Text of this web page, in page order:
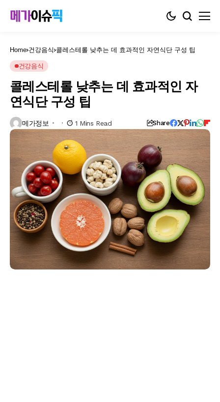
Home 건강음식 콜레스테롤 낮추는 데 효과적인 자연식단 구성 팁
건강음식
콜레스테롤 낮추는 데 효과적인 자
연식단 구성 팁
메가정보 1 Mins Read Share